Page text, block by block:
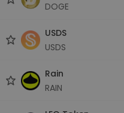
DOGE
USDS
USDS
Rain
RAIN